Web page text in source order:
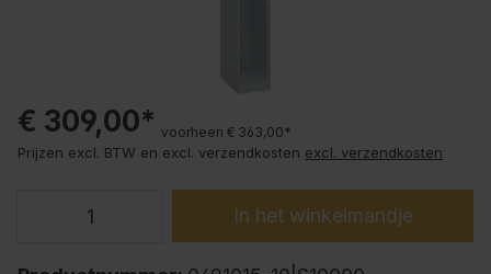
€ 309,00* voorheen € 363,00*
Prijzen excl. BTW en excl. verzendkosten excl. verzendkosten
In het winkelmandje